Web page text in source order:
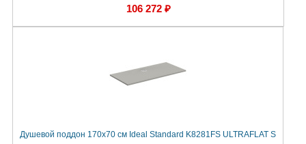
106 272 ₽
Душевой поддон 170х70 см Ideal Standard K8281FS ULTRAFLAT S